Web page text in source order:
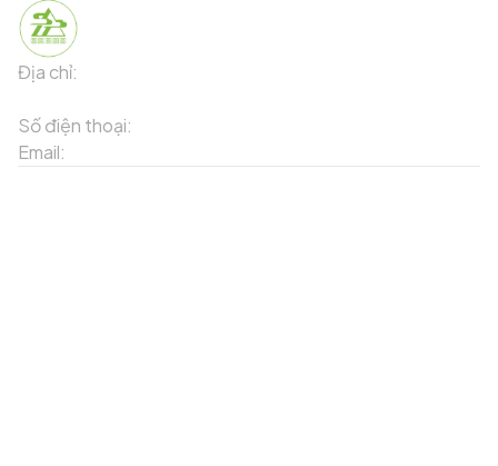
Địa chỉ:
Số điện thoại:
Email: